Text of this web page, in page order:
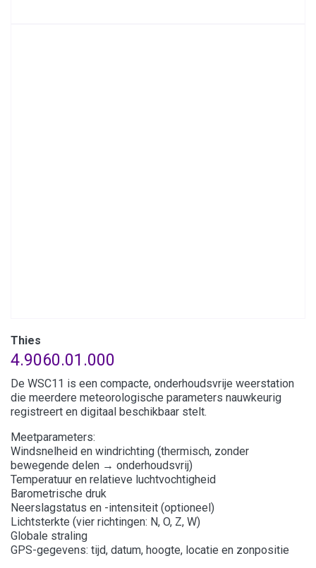
Thies
4.9060.01.000
De WSC11 is een compacte, onderhoudsvrije weerstation
die meerdere meteorologische parameters nauwkeurig
registreert en digitaal beschikbaar stelt.
Meetparameters:
Windsnelheid en windrichting (thermisch, zonder
bewegende delen → onderhoudsvrij)
Temperatuur en relatieve luchtvochtigheid
Barometrische druk
Neerslagstatus en -intensiteit (optioneel)
Lichtsterkte (vier richtingen: N, O, Z, W)
Globale straling
GPS-gegevens: tijd, datum, hoogte, locatie en zonpositie